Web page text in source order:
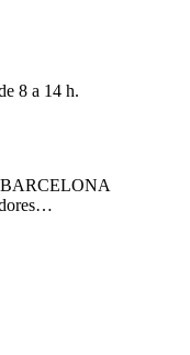
8 a 14 h.